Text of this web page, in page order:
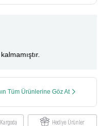
Tüm Ürünlerine Göz At
Hediye Ürünler